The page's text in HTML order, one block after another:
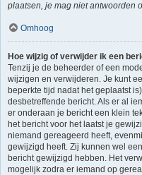
plaatsen, je mag niet antwoorden
Omhoog
Hoe wijzig of verwijder ik een
Tenzij je de beheerder of een
wijzigen en verwijderen. Je kunt
beperkte tijd nadat het geplaatst
desbetreffende bericht. Als er al
er onderaan je bericht een klein
het bericht voor het laatst je
niemand gereageerd heeft,
gewijzigd heeft. Zij kunnen wel
bericht gewijzigd hebben. Het
mogelijk zodra er iemand op